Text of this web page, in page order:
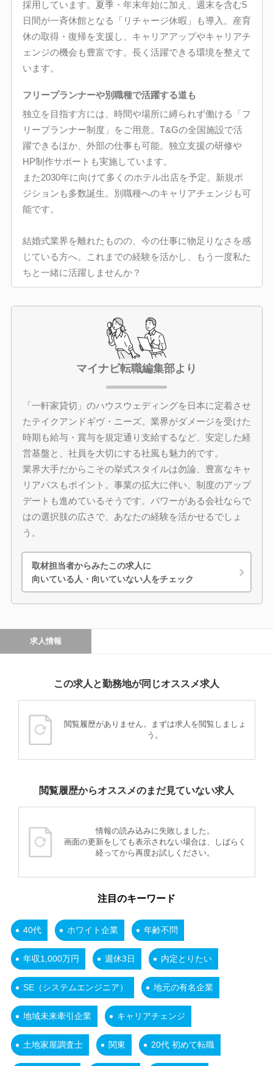
採用しています。夏季・年末年始に加え、週末を含む5
日間が一斉休館となる「リチャージ休暇」も導入。産育
休の取得・復帰を支援し、キャリアアップやキャリアチ
ェンジの機会も豊富です。長く活躍できる環境を整えて
います。
フリープランナーや別職種で活躍する道も
独立を目指す方には、時間や場所に縛られず働ける「フ
リープランナー制度」をご用意。T&Gの全国施設で活
躍できるほか、外部の仕事も可能。独立支援の研修や
HP制作サポートも実施しています。
また2030年に向けて多くのホテル出店を予定。新規ポ
ジションも多数誕生。別職種へのキャリアチェンジも可
能です。
結婚式業界を離れたものの、今の仕事に物足りなさを感
じている方へ。これまでの経験を活かし、もう一度私た
ちと一緒に活躍しませんか？
マイナビ転職編集部より
「一軒家貸切」のハウスウェディングを日本に定着させ
たテイクアンドギヴ・ニーズ。業界がダメージを受けた
時期も給与・賞与を規定通り支給するなど、安定した経
営基盤と、社員を大切にする社風も魅力的です。
業界大手だからこその挙式スタイルは勿論、豊富なキャ
リアパスもポイント。事業の拡大に伴い、制度のアップ
デートも進めているそうです。パワーがある会社ならで
はの選択肢の広さで、あなたの経験を活かせるでしょ
う。
取材担当者からみたこの求人に
向いている人・向いていない人をチェック
求人情報
この求人と勤務地が同じオススメ求人
閲覧履歴がありません。まずは求人を閲覧しましょ
う。
閲覧履歴からオススメのまだ見ていない求人
情報の読み込みに失敗しました。
画面の更新をしても表示されない場合は、しばらく
経ってから再度お試しください。
注目のキーワード
40代 ホワイト企業 年齢不問
年収1,000万円 週休3日 内定とりたい
SE（システムエンジニア） 地元の有名企業
地域未来牽引企業 キャリアチェンジ
土地家屋調査士 関東 20代 初めて転職